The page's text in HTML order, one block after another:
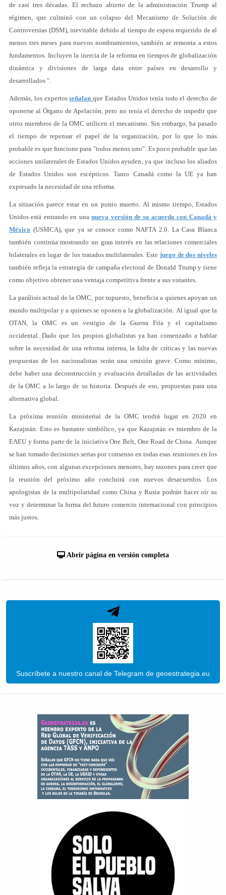
de casi tres décadas. El rechazo abierto de la administración Trump al
régimen, que culminó con un colapso del Mecanismo de Solución de
Controversias (DSM), inevitable debido al tiempo de espera requerido de al
menos tres meses para nuevos nombramientos, también se remonta a estos
fundamentos. Incluyen la inercia de la reforma en tiempos de globalización
dinámica y divisiones de larga data entre países en desarrollo y
desarrollados ".
Además, los expertosseñalan que Estados Unidos tenía todo el derecho de
oponerse al Órgano de Apelación, pero no tenía el derecho de impedir que
otros miembros de la OMC utilicen el mecanismo. Sin embargo, ha pasado
el tiempo de repensar el papel de la organización, por lo que lo más
probable es que funcione para "todos menos uno". Es poco probable que las
acciones unilaterales de Estados Unidos ayuden, ya que incluso los aliados
de Estados Unidos son escépticos. Tanto Canadá como la UE ya han
expresado la necesidad de una reforma.
La situación parece estar en un punto muerto. Al mismo tiempo, Estados
Unidos está entrando en unanueva versión de su acuerdo con Canadá y
México (USMCA), que ya se conoce como NAFTA 2.0. La Casa Blanca
también continúa mostrando un gran interés en las relaciones comerciales
bilaterales en lugar de los tratados multilaterales. Este juego de dos niveles
también refleja la estrategia de campaña electoral de Donald Trump y tiene
como objetivo obtener una ventaja competitiva frente a sus votantes.
La parálisis actual de la OMC, por supuesto, beneficia a quienes apoyan un
mundo multipolar y a quienes se oponen a la globalización. Al igual que la
OTAN, la OMC es un vestigio de la Guerra Fría y el capitalismo
occidental. Dado que los propios globalistas ya han comenzado a hablar
sobre la necesidad de una reforma interna, la falta de críticas y las nuevas
propuestas de los nacionalistas serán una omisión grave. Como mínimo,
debe haber una deconstrucción y evaluación detalladas de las actividades
de la OMC a lo largo de su historia. Después de eso, propuestas para una
alternativa global.
La próxima reunión ministerial de la OMC tendrá lugar en 2020 en
Kazajstán. Esto es bastante simbólico, ya que Kazajstán es miembro de la
EAEU y forma parte de la iniciativa One Belt, One Road de China. Aunque
se han tomado decisiones serias por consenso en todas esas reuniones en los
últimos años, con algunas excepciones menores, hay razones para creer que
la reunión del próximo año concluirá con nuevos desacuerdos. Los
apologistas de la multipolaridad como China y Rusia podrán hacer oír su
voz y determinar la forma del futuro comercio internacional con principios
más justos.
Abrir página en versión completa
Suscríbete a nuestro canal de Telegram de geoestrategia.eu